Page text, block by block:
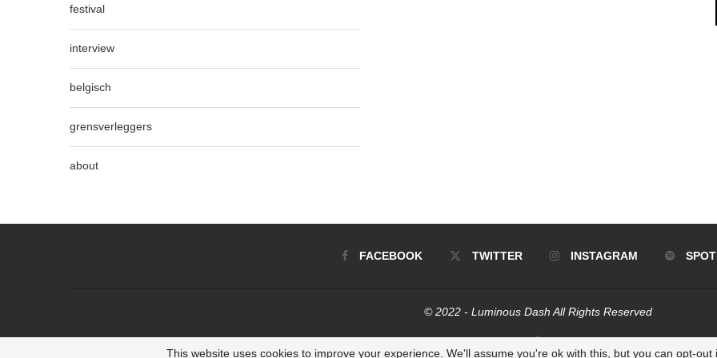
festival
interview
belgisch
grensverleggers
about
FACEBOOK TWITTER INSTAGRAM
© 2022 - Luminous Dash All Rights Reserved
BACK TO TOP
This website uses cookies to improve your experience. We'll assume you're ok with this, but you can opt-out